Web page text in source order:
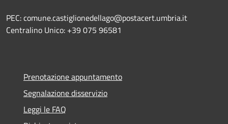
PEC: comune.castiglionedellago@postacert.umbria.it
Centralino Unico: +39 075 96581
Prenotazione appuntamento
Segnalazione disservizio
Leggi le FAQ